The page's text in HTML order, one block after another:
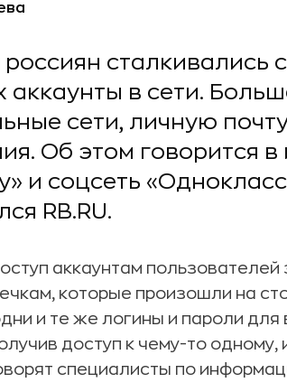
россиян
аккаунты в сети.
сети, личную
Об этом говорится
и соцсеть
RB.RU.
аккаунтам
которые произошли на
и те же логины и пароли для
доступ к чему-то
специалисты по